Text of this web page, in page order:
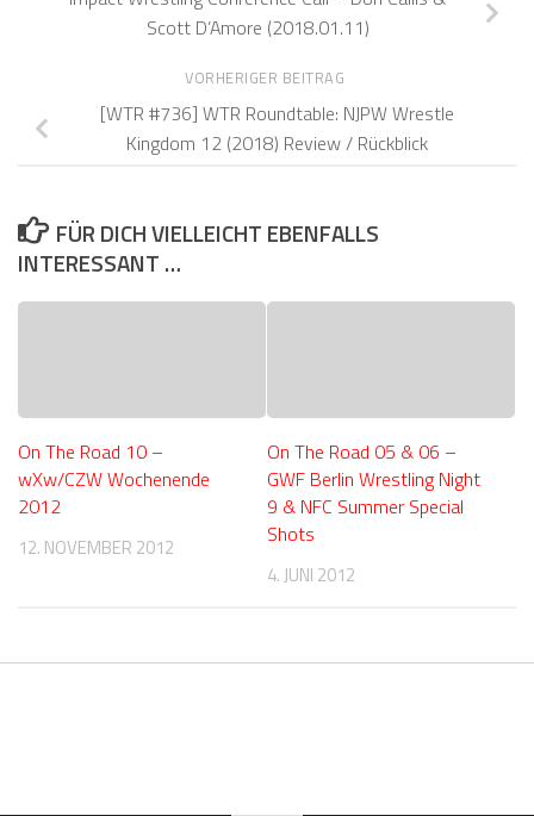
Scott D’Amore (2018.01.11)
VORHERIGER BEITRAG
[WTR #736] WTR Roundtable: NJPW Wrestle
Kingdom 12 (2018) Review / Rückblick
FÜR DICH VIELLEICHT EBENFALLS
INTERESSANT …
On The Road 10 –
wXw/CZW Wochenende
2012
12. NOVEMBER 2012
On The Road 05 & 06 –
GWF Berlin Wrestling Night
9 & NFC Summer Special
Shots
4. JUNI 2012